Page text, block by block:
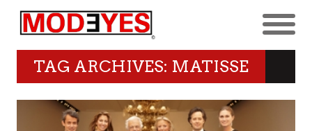
TAG ARCHIVES: MATISSE